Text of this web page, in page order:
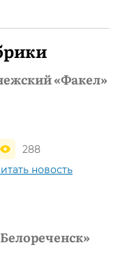
«Факел»
288
новость